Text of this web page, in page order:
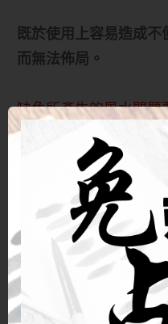
若然居室昏暗放滿凌亂
是好風水。
既於使用上容易造成
而無法佈局。
缺角所產生的風水問題
間多少，以及能否將缺
令餘下部份再呈四方形。
若然無法補救，只須
正房間佈局便可。
但俗論以缺角方位所
實屬無稽之談。